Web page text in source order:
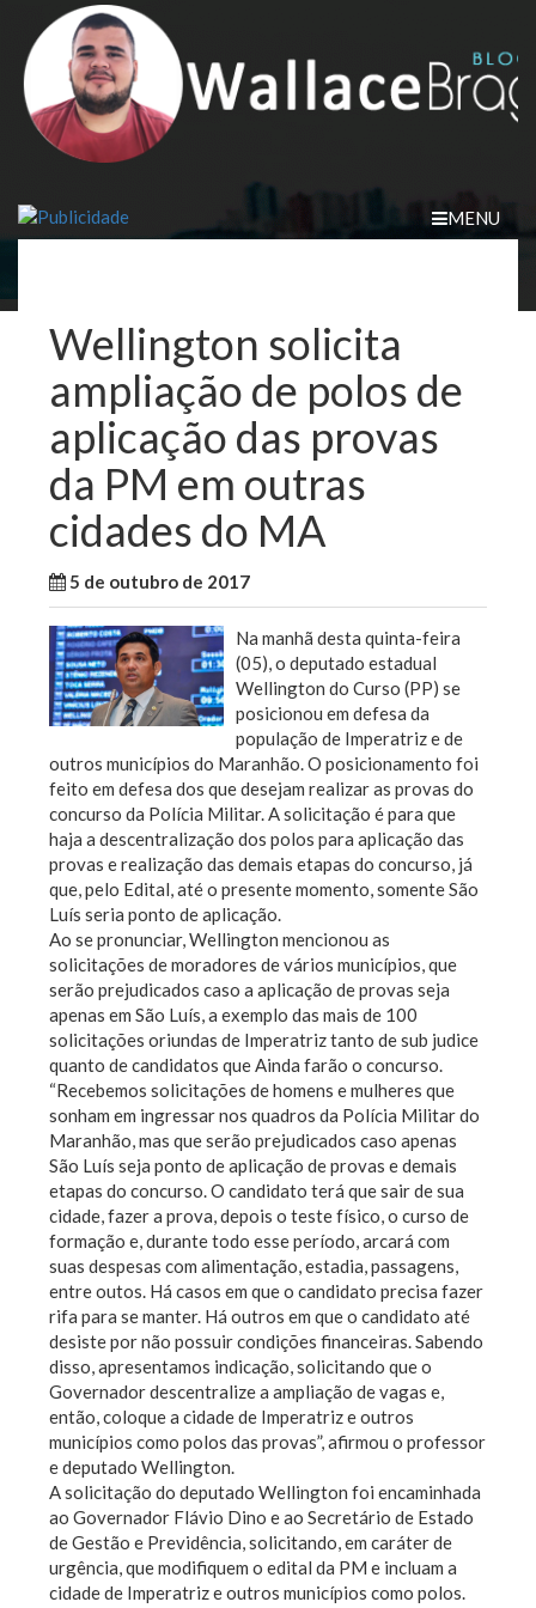
content
MENU
Wellington solicita
ampliação de polos de
aplicação das provas
da PM em outras
cidades do MA
5 de outubro de 2017
Na manhã desta quinta-feira
(05), o deputado estadual
Wellington do Curso (PP) se
posicionou em defesa da
população de Imperatriz e de
outros municípios do Maranhão. O posicionamento foi
feito em defesa dos que desejam realizar as provas do
concurso da Polícia Militar. A solicitação é para que
haja a descentralização dos polos para aplicação das
provas e realização das demais etapas do concurso, já
que, pelo Edital, até o presente momento, somente São
Luís seria ponto de aplicação.
Ao se pronunciar, Wellington mencionou as
solicitações de moradores de vários municípios, que
serão prejudicados caso a aplicação de provas seja
apenas em São Luís, a exemplo das mais de 100
solicitações oriundas de Imperatriz tanto de sub judice
quanto de candidatos que Ainda farão o concurso.
“Recebemos solicitações de homens e mulheres que
sonham em ingressar nos quadros da Polícia Militar do
Maranhão, mas que serão prejudicados caso apenas
São Luís seja ponto de aplicação de provas e demais
etapas do concurso. O candidato terá que sair de sua
cidade, fazer a prova, depois o teste físico, o curso de
formação e, durante todo esse período, arcará com
suas despesas com alimentação, estadia, passagens,
entre outos. Há casos em que o candidato precisa fazer
rifa para se manter. Há outros em que o candidato até
desiste por não possuir condições financeiras. Sabendo
disso, apresentamos indicação, solicitando que o
Governador descentralize a ampliação de vagas e,
então, coloque a cidade de Imperatriz e outros
municípios como polos das provas”, afirmou o professor
e deputado Wellington.
A solicitação do deputado Wellington foi encaminhada
ao Governador Flávio Dino e ao Secretário de Estado
de Gestão e Previdência, solicitando, em caráter de
urgência, que modifiquem o edital da PM e incluam a
cidade de Imperatriz e outros municípios como polos.